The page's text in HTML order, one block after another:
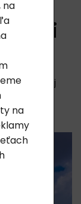
s
vynikajúcej
na
na